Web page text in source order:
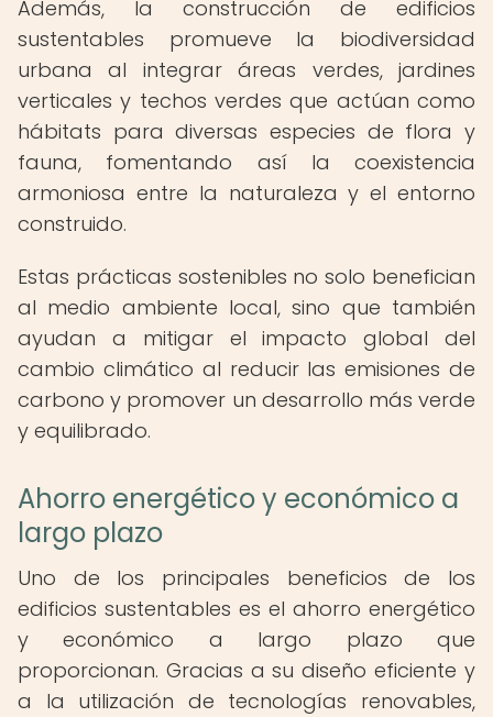
Además, la construcción de edificios
sustentables promueve la biodiversidad
urbana al integrar áreas verdes, jardines
verticales y techos verdes que actúan como
hábitats para diversas especies de flora y
fauna, fomentando así la coexistencia
armoniosa entre la naturaleza y el entorno
construido.
Estas prácticas sostenibles no solo benefician
al medio ambiente local, sino que también
ayudan a mitigar el impacto global del
cambio climático al reducir las emisiones de
carbono y promover un desarrollo más verde
y equilibrado.
Ahorro energético y económico a
largo plazo
Uno de los principales beneficios de los
edificios sustentables es el ahorro energético
y económico a largo plazo que
proporcionan. Gracias a su diseño eficiente y
a la utilización de tecnologías renovables,